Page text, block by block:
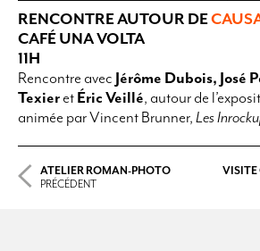
RENCONTRE AUTOUR DE
CAFÉ UNA VOLTA
11H
Rencontre avec Jérôme Dubois, José
Texier et Éric Veillé, autour de
animée par Vincent Brunner, Les
ATELIER ROMAN-PHOTO
PRÉCÉDENT
VISITE